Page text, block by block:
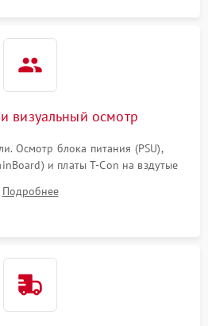
визуальный осмотр
Осмотр блока питания (PSU),
и платы T-Con на вздутые
и целостности шлейфов.
Подробнее